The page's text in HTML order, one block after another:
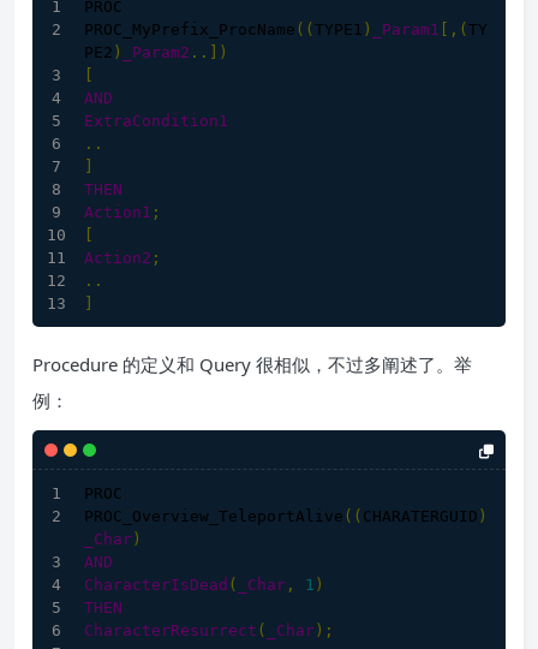
PROC
PROC_MyPrefix_ProcName ( ( TYPE1 ) _Param1 [,( TY
PE2 ) _Param2 ..])
AND
ExtraCondition1
..
THEN
Action1 ;
Action2 ;
..
Procedure 的定义和 Query 很相似，不过多阐述了。举
例：
PROC
PROC_Overview_TeleportAlive (( CHARATERGUID )
_Char )
AND
CharacterIsDead ( _Char , 1 )
THEN
CharacterResurrect ( _Char ) ;